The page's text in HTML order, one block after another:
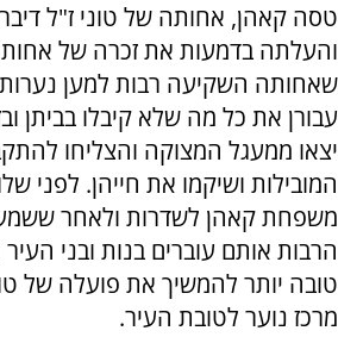
טסה קאהן, אחותה של טוני ז"ל
והעלתה בדמעות את זכרה של
שאחותה השקיעה רבות למען נערות
עבורן את כל מה שלא קיבלו בביתן
יצאו ממעגל המצוקה והצליחו
המובילות ושיקמו את חייהן. לפני
משפחת קאהן לשדרות ולאחר
הרבות אותם עוברים בנות ובני העיר
טובה יותר להמשיך את פועלה של
מרכז נוער לטובת העיר.